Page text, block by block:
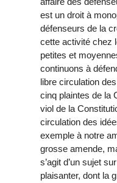
est un droit à
défenseurs de la
cette activité chez
petites et
continuons à
libre circulation
cinq plaintes de la
viol de la
circulation des
exemple à notre
grosse amende,
s’agit d’un sujet
plaisanter, dont la